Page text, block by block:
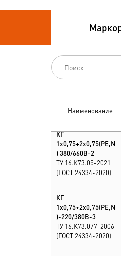
Кабели
Кабели
Наименование
КГ
1х0,75+2х0,75(PE,N
) 380/660В-2
ТУ 16.К73.05-2021
(ГОСТ 24334-2020)
КГ
1х0,75+2х0,75(PE,N
)-220/380В-3
ТУ 16.К73.077-2006
(ГОСТ 24334-2020)